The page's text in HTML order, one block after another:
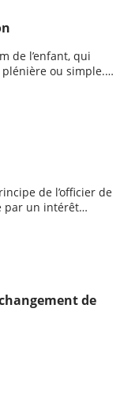
de l’enfant, qui
plénière ou simple.
de l’officier de
par un intérêt
de